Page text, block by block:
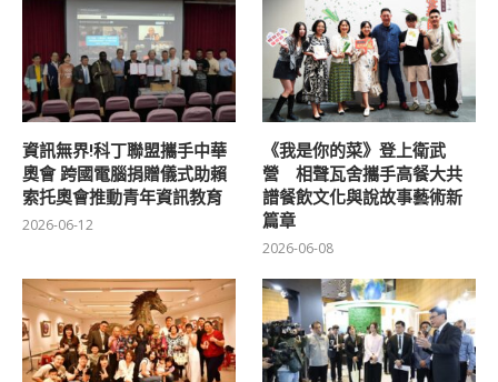
資訊無界!科丁聯盟攜手中華
奧會 跨國電腦捐贈儀式助賴
索托奧會推動青年資訊教育
2026-06-12
《我是你的菜》登上衛武
營 相聲瓦舍攜手高餐大共
譜餐飲文化與說故事藝術新
篇章
2026-06-08